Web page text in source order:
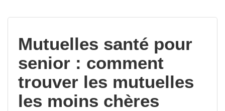
Mutuelles santé pour
senior : comment
trouver les mutuelles
les moins chères